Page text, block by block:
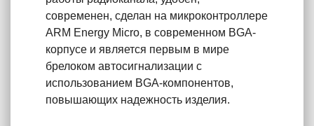
современен, сделан на микроконтроллере
ARM Energy Micro, в современном BGA-
корпусе и является первым в мире
брелоком автосигнализации с
использованием BGA-компонентов,
повышающих надежность изделия.